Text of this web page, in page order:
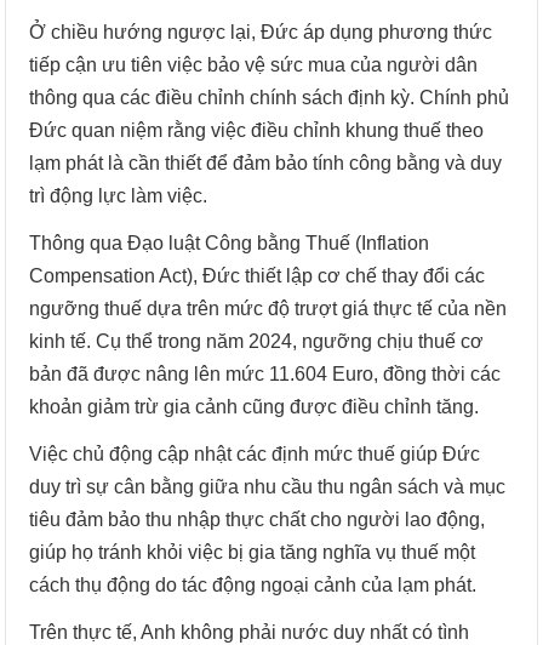
Ở chiều hướng ngược lại, Đức áp dụng phương thức
tiếp cận ưu tiên việc bảo vệ sức mua của người dân
thông qua các điều chỉnh chính sách định kỳ. Chính phủ
Đức quan niệm rằng việc điều chỉnh khung thuế theo
lạm phát là cần thiết để đảm bảo tính công bằng và duy
trì động lực làm việc.
Thông qua Đạo luật Công bằng Thuế (Inflation
Compensation Act), Đức thiết lập cơ chế thay đổi các
ngưỡng thuế dựa trên mức độ trượt giá thực tế của nền
kinh tế. Cụ thể trong năm 2024, ngưỡng chịu thuế cơ
bản đã được nâng lên mức 11.604 Euro, đồng thời các
khoản giảm trừ gia cảnh cũng được điều chỉnh tăng.
Việc chủ động cập nhật các định mức thuế giúp Đức
duy trì sự cân bằng giữa nhu cầu thu ngân sách và mục
tiêu đảm bảo thu nhập thực chất cho người lao động,
giúp họ tránh khỏi việc bị gia tăng nghĩa vụ thuế một
cách thụ động do tác động ngoại cảnh của lạm phát.
Trên thực tế, Anh không phải nước duy nhất có tình